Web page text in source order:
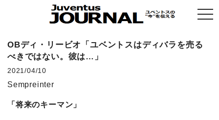
OBディ・リービオ「ユベントスはディバラを売る
べきではない。彼は…」
2021/04/10
Sempreinter
「将来のキーマン」